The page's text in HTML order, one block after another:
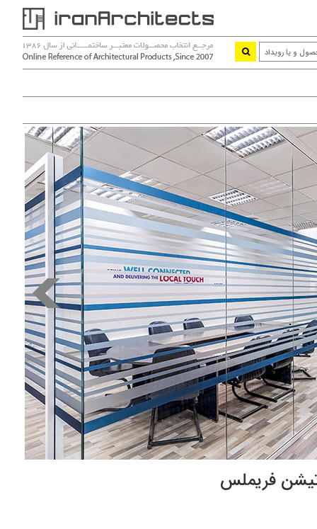
فریملس